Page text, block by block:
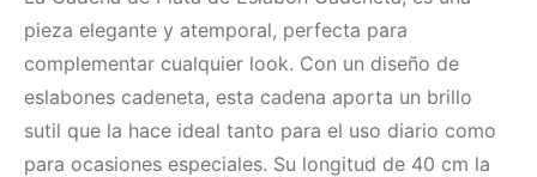
pieza elegante y atemporal, perfecta para
complementar cualquier look. Con un diseño de
eslabones cadeneta, esta cadena aporta un brillo
sutil que la hace ideal tanto para el uso diario como
para ocasiones especiales. Su longitud de 40 cm la